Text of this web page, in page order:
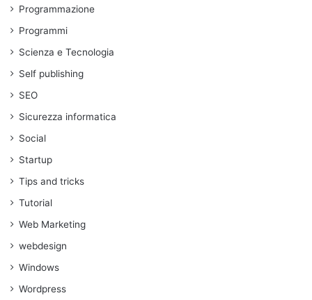
Programmazione
Programmi
Scienza e Tecnologia
Self publishing
SEO
Sicurezza informatica
Social
Startup
Tips and tricks
Tutorial
Web Marketing
webdesign
Windows
Wordpress